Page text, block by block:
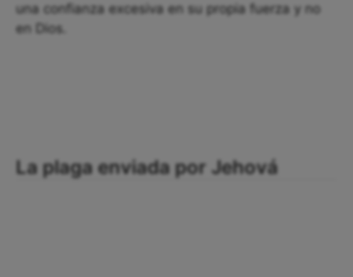
una confianza excesiva en su propia fuerza y no
en Dios.
La plaga enviada por Jehová